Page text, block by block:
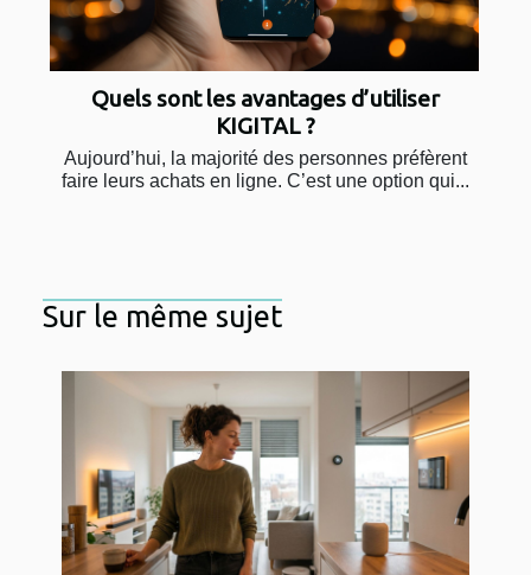
Quels sont les avantages d’utiliser
KIGITAL ?
Aujourd’hui, la majorité des personnes préfèrent
faire leurs achats en ligne. C’est une option qui...
Sur le même sujet